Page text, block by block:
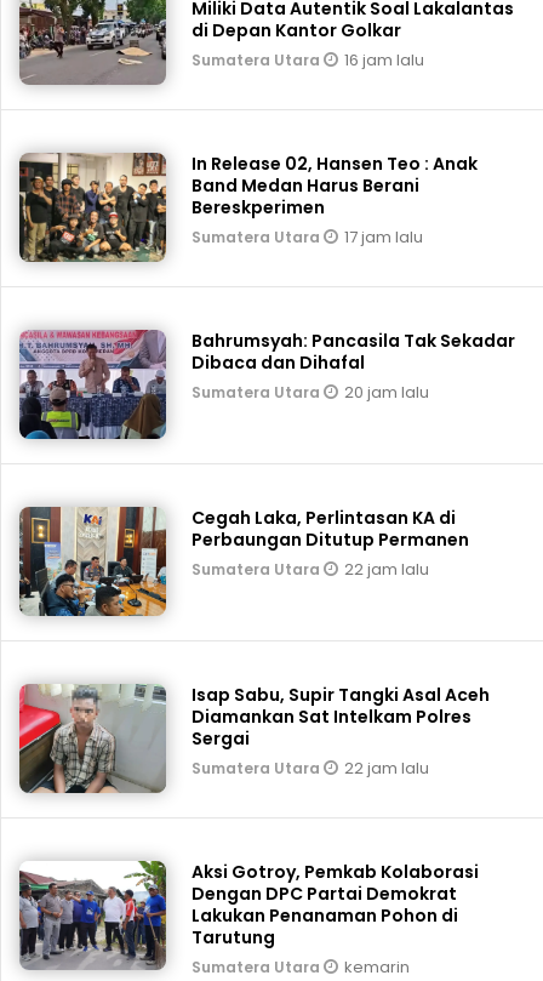
Miliki Data Autentik Soal Lakalantas
di Depan Kantor Golkar
Sumatera Utara 16 jam lalu
In Release 02, Hansen Teo : Anak
Band Medan Harus Berani
Bereskperimen
Sumatera Utara 17 jam lalu
Bahrumsyah: Pancasila Tak Sekadar
Dibaca dan Dihafal
Sumatera Utara 20 jam lalu
Cegah Laka, Perlintasan KA di
Perbaungan Ditutup Permanen
Sumatera Utara 22 jam lalu
Isap Sabu, Supir Tangki Asal Aceh
Diamankan Sat Intelkam Polres
Sergai
Sumatera Utara 22 jam lalu
Aksi Gotroy, Pemkab ‎Kolaborasi
Dengan DPC Partai Demokrat
Lakukan Penanaman Pohon di
Tarutung
Sumatera Utara kemarin